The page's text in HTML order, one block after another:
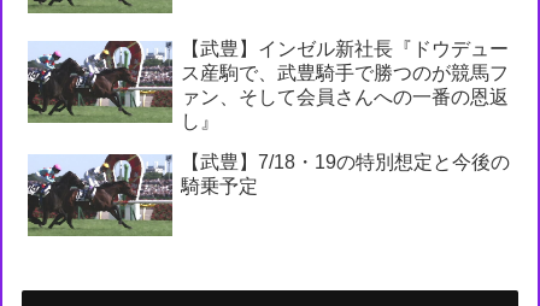
【武豊】インゼル新社長『ドウデュー
ス産駒で、武豊騎手で勝つのが競馬フ
ァン、そして会員さんへの一番の恩返
し』
【武豊】7/18・19の特別想定と今後の
騎乗予定